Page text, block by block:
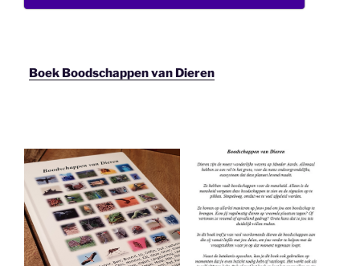
Boek Boodschappen van Dieren